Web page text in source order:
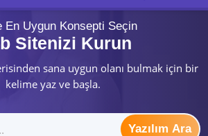
En Uygun Konsepti Seçin
Sitenizi Kurun
sana uygun olanı bulmak için bir
kelime yaz ve başla.
Yazılım Ara